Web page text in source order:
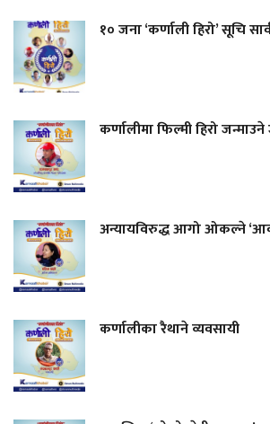
१० जना ‘कर्णाली हिरो’ सूचि
कर्णालीमा फिल्मी हिरो
अन्यायविरुद्ध आगो ओकल्ने
कर्णालीका रैथाने व्यवसायी